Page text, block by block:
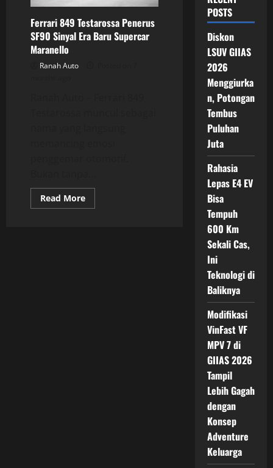
Ferrari 849 Testarossa Penerus
SF90 Sinyal Era Baru Supercar
Maranello
Ranah Auto
Read MoreRead
more
POSTS
Diskon
LSUV GIIAS
2026
Menggiurka
n, Potongan
Tembus
Puluhan
Juta
Rahasia
Lepas E4 EV
Bisa
Tempuh
600 Km
Sekali Cas,
Ini
Teknologi di
Baliknya
Modifikasi
VinFast VF
MPV 7 di
GIIAS 2026
Tampil
Lebih Gagah
dengan
Konsep
Adventure
Keluarga